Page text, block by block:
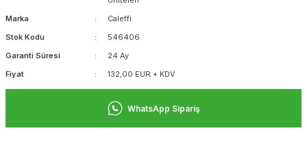
Marka
Caleffi
Stok Kodu
546406
Garanti Süresi
24 Ay
Fiyat
132,00 EUR + KDV
WhatsApp Sipariş